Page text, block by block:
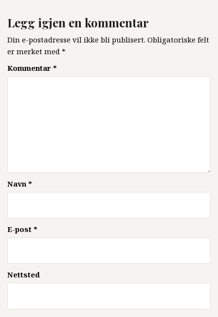
Legg igjen en kommentar
Din e-postadresse vil ikke bli publisert. Obligatoriske felt
er merket med *
Kommentar *
Navn *
E-post *
Nettsted